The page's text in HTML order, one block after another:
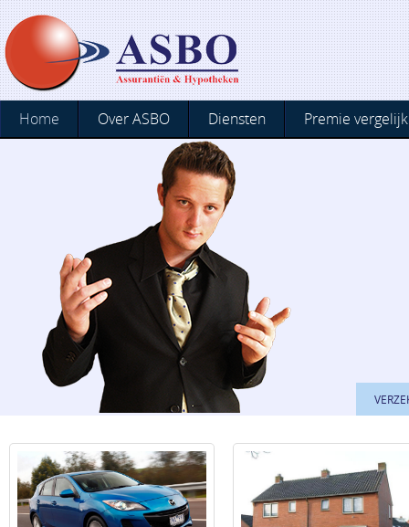
Home Over ASBO Diensten Premie